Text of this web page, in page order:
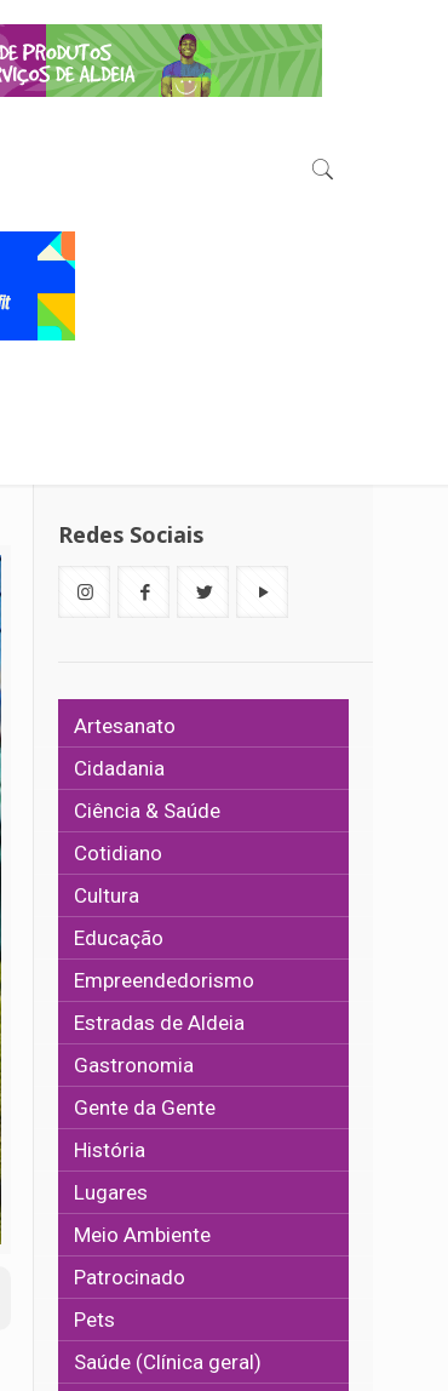
Redes Sociais
Artesanato
Cidadania
Ciência & Saúde
Cotidiano
Cultura
Educação
Empreendedorismo
Estradas de Aldeia
Gastronomia
Gente da Gente
História
Lugares
Meio Ambiente
Patrocinado
Pets
Saúde (Clínica geral)